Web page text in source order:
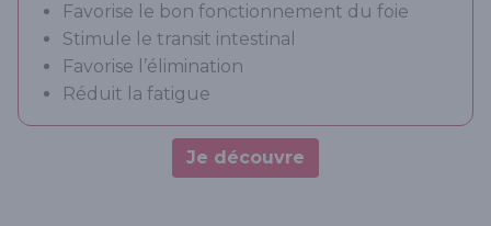
Favorise le bon fonctionnement du foie
Stimule le transit intestinal
Favorise l’élimination
Réduit la fatigue
Je découvre